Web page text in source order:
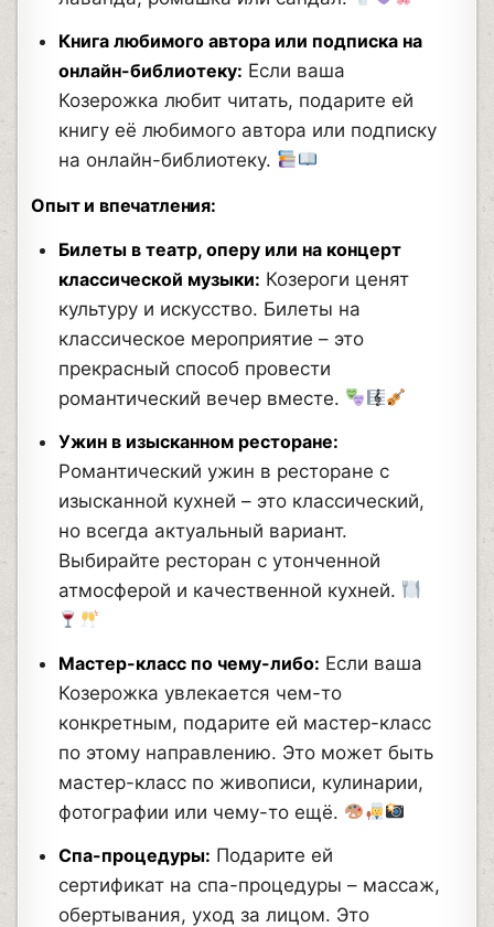
Книга любимого автора или подписка на
онлайн-библиотеку: Если ваша
Козерожка любит читать, подарите ей
книгу её любимого автора или подписку
на онлайн-библиотеку.
Опыт и впечатления:
Билеты в театр, оперу или на концерт
классической музыки: Козероги ценят
культуру и искусство. Билеты на
классическое мероприятие – это
прекрасный способ провести
романтический вечер вместе.
Ужин в изысканном ресторане:
Романтический ужин в ресторане с
изысканной кухней – это классический,
но всегда актуальный вариант.
Выбирайте ресторан с утонченной
атмосферой и качественной кухней.
Мастер-класс по чему-либо: Если ваша
Козерожка увлекается чем-то
конкретным, подарите ей мастер-класс
по этому направлению. Это может быть
мастер-класс по живописи, кулинарии,
фотографии или чему-то ещё.
Спа-процедуры: Подарите ей
сертификат на спа-процедуры – массаж,
обертывания, уход за лицом. Это